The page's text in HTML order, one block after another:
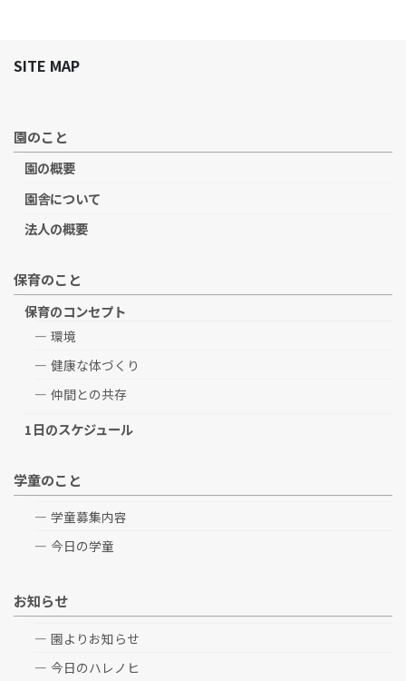
SITE MAP
園のこと
園の概要
園舎について
法人の概要
保育のこと
保育のコンセプト
環境
健康な体づくり
仲間との共存
1日のスケジュール
学童のこと
学童募集内容
今日の学童
お知らせ
園よりお知らせ
今日のハレノヒ